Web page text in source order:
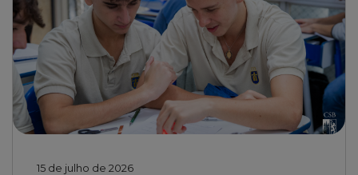
15 de julho de 2026